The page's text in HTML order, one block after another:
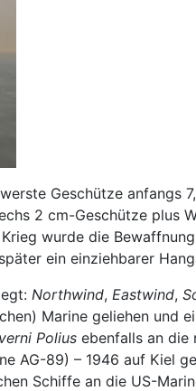
Geschütze
2 cm-Geschütze plus
wurde die
ein einziehbarer
Northwind, Eastwind,
Marine geliehen und
Polius ebenfalls an die
AG-89) – 1946 auf Kiel
Schiffe an die US-